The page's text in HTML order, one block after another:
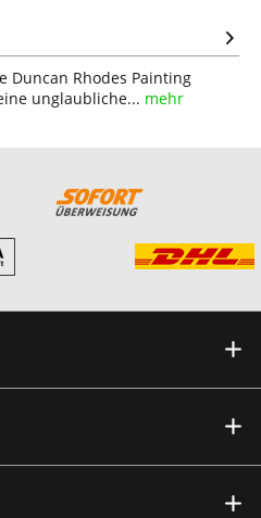
Duncan Rhodes Painting
unglaubliche... mehr